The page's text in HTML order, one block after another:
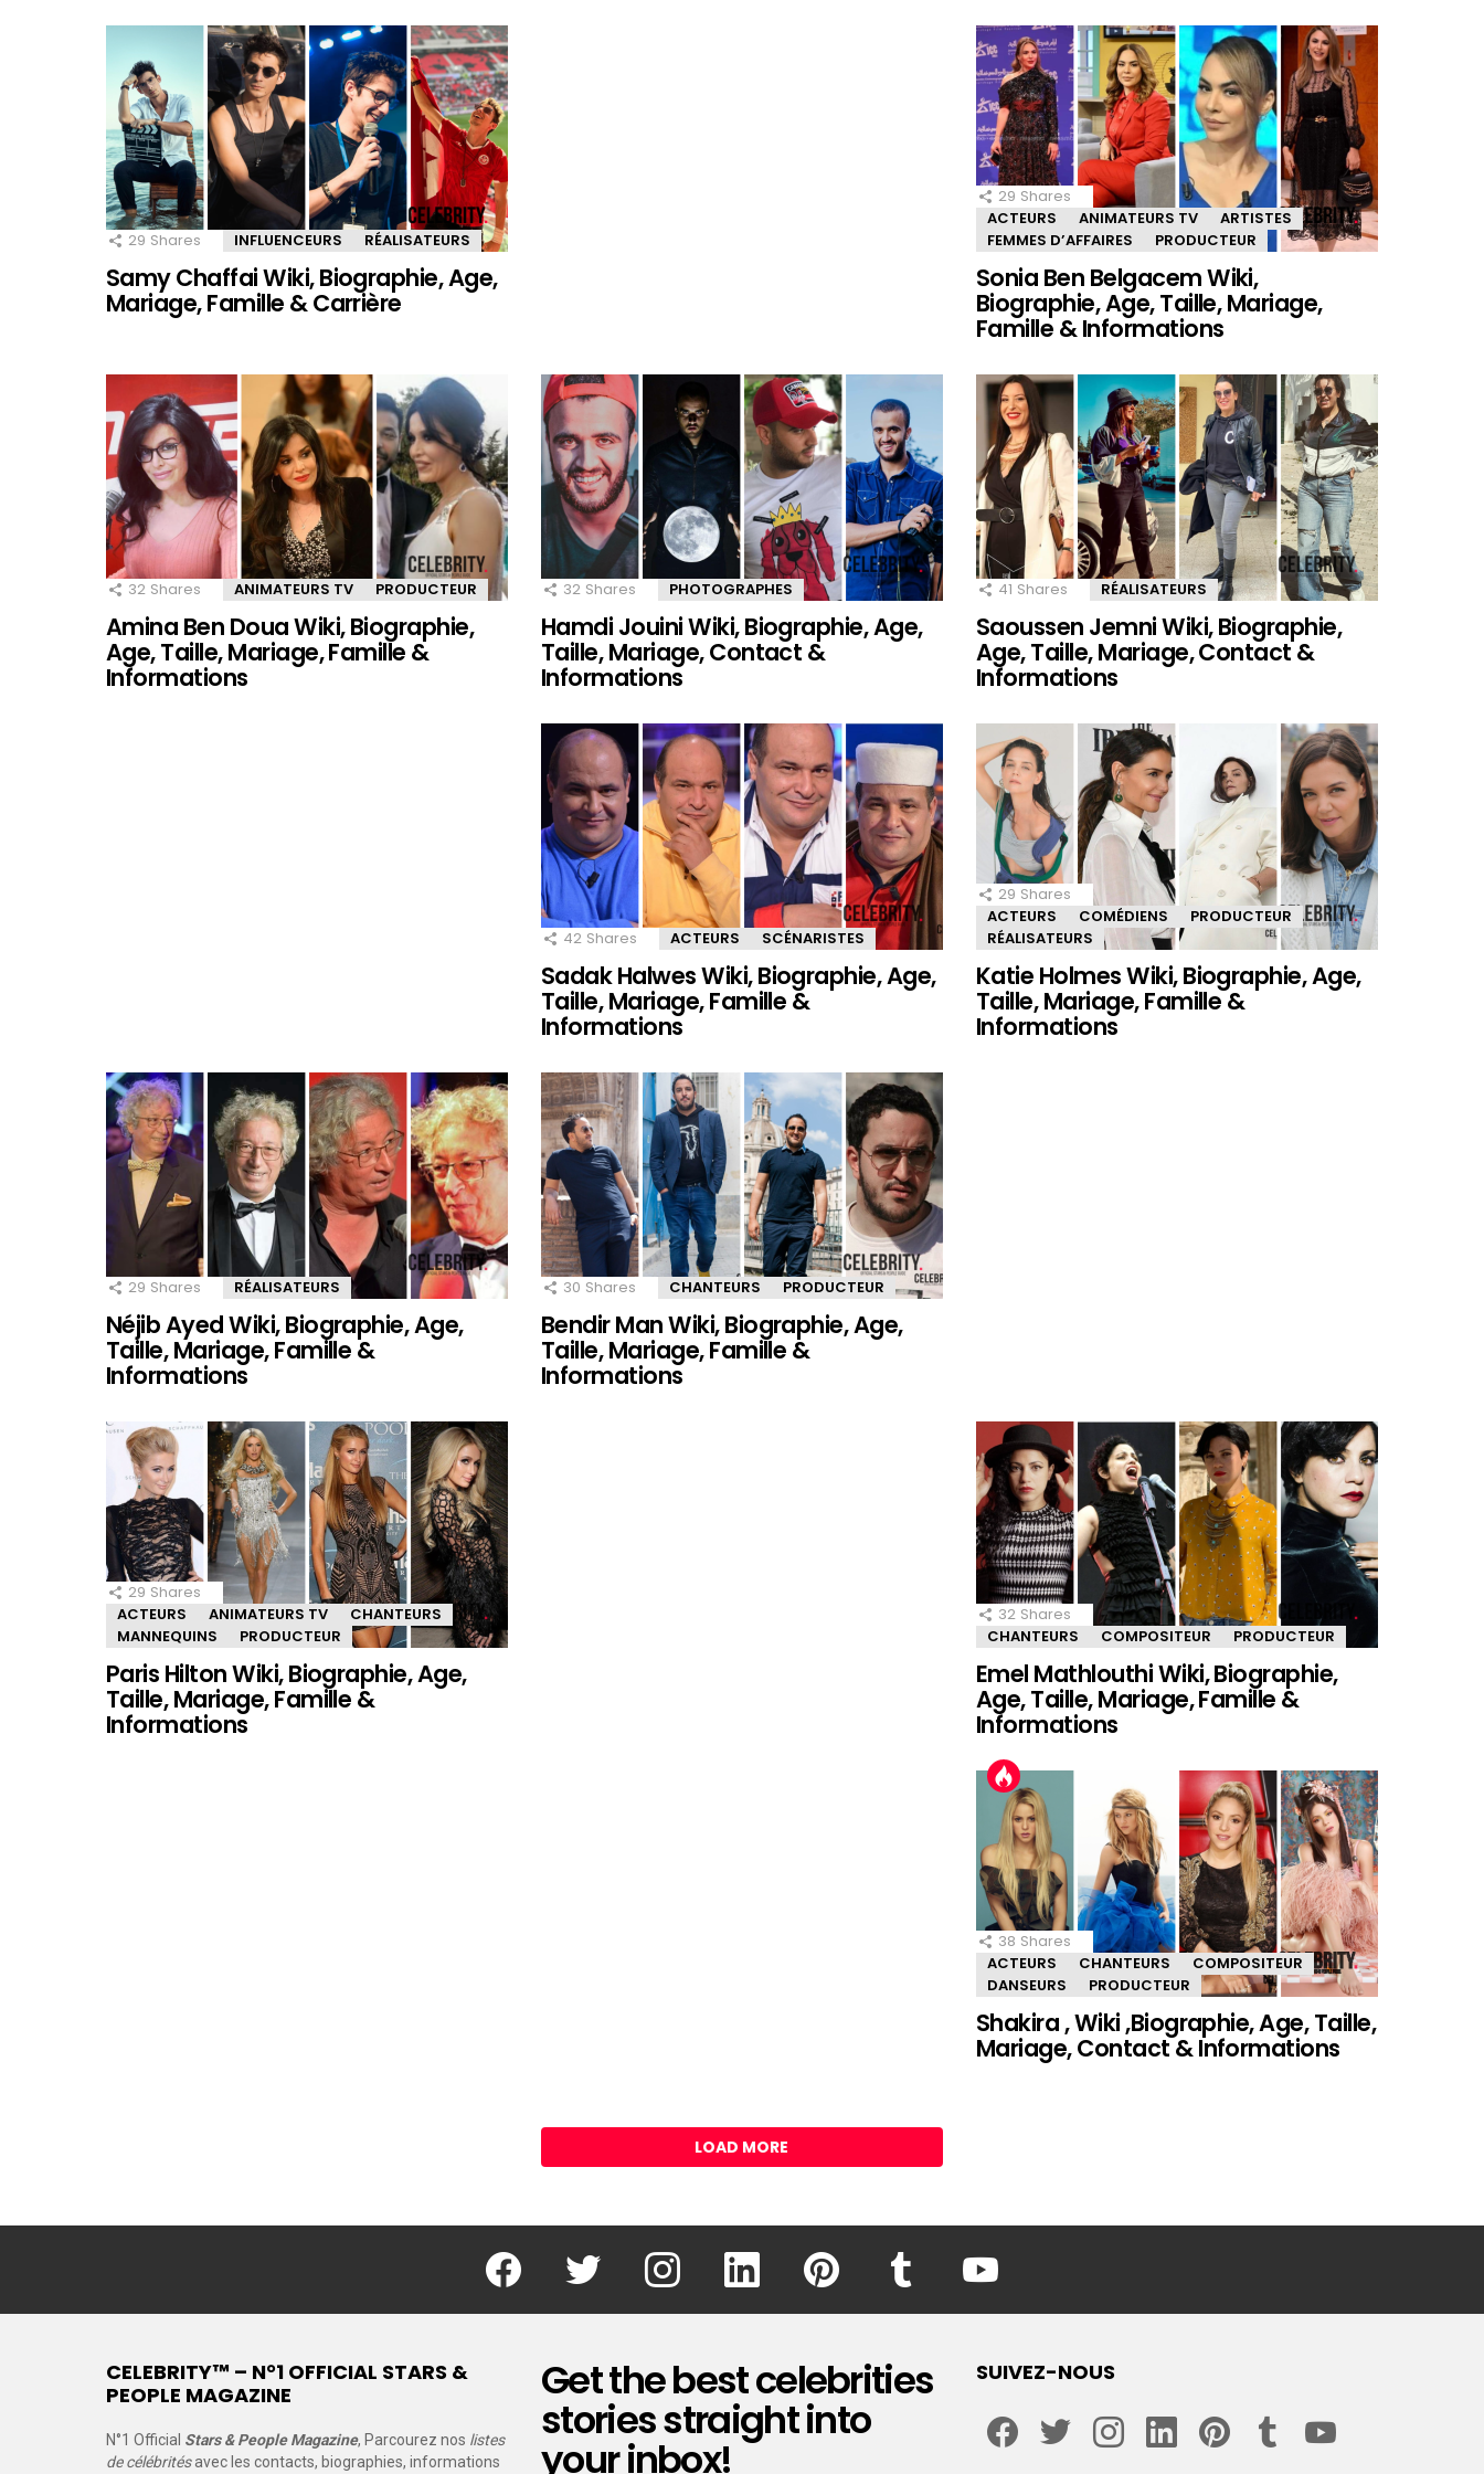
29 Shares INFLUENCEURS RÉALISATEURS
Samy Chaffai Wiki, Biographie, Age,
Mariage, Famille & Carrière
29 Shares
ACTEURS
ANIMATEURS TV
ARTISTES
FEMMES D’AFFAIRES
PRODUCTEUR
Sonia Ben Belgacem Wiki,
Biographie, Age, Taille, Mariage,
Famille & Informations
32 Shares ANIMATEURS TV PRODUCTEUR
Amina Ben Doua Wiki, Biographie,
Age, Taille, Mariage, Famille &
Informations
32 Shares PHOTOGRAPHES
Hamdi Jouini Wiki, Biographie, Age,
Taille, Mariage, Contact &
Informations
41 Shares RÉALISATEURS
Saoussen Jemni Wiki, Biographie,
Age, Taille, Mariage, Contact &
Informations
42 Shares ACTEURS SCÉNARISTES
Sadak Halwes Wiki, Biographie, Age,
Taille, Mariage, Famille &
Informations
29 Shares
ACTEURS
COMÉDIENS
PRODUCTEUR
RÉALISATEURS
Katie Holmes Wiki, Biographie, Age,
Taille, Mariage, Famille &
Informations
29 Shares RÉALISATEURS
Néjib Ayed Wiki, Biographie, Age,
Taille, Mariage, Famille &
Informations
30 Shares CHANTEURS PRODUCTEUR
Bendir Man Wiki, Biographie, Age,
Taille, Mariage, Famille &
Informations
29 Shares
ACTEURS
ANIMATEURS TV
CHANTEURS
MANNEQUINS
PRODUCTEUR
Paris Hilton Wiki, Biographie, Age,
Taille, Mariage, Famille &
Informations
32 Shares
CHANTEURS
COMPOSITEUR PRODUCTEUR
Emel Mathlouthi Wiki, Biographie,
Age, Taille, Mariage, Famille &
Informations
38 Shares
ACTEURS
CHANTEURS
COMPOSITEUR
DANSEURS
PRODUCTEUR
Shakira , Wiki ,Biographie, Age, Taille,
Mariage, Contact & Informations
LOAD MORE
facebook twitter instagram linkedin pinterest youtube
CELEBRITY™ – N°1 OFFICIAL STARS &
PEOPLE MAGAZINE
N°1 Official Stars & People Magazine, Parcourez nos listes
de célébritésavec les contacts, biographies, informations
Get the best celebrities
stories straight into
your inbox!
SUIVEZ-NOUS